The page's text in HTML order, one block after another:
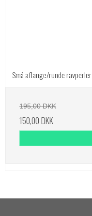
Små aflange/runde ravperler
195,00 DKK
150,00 DKK